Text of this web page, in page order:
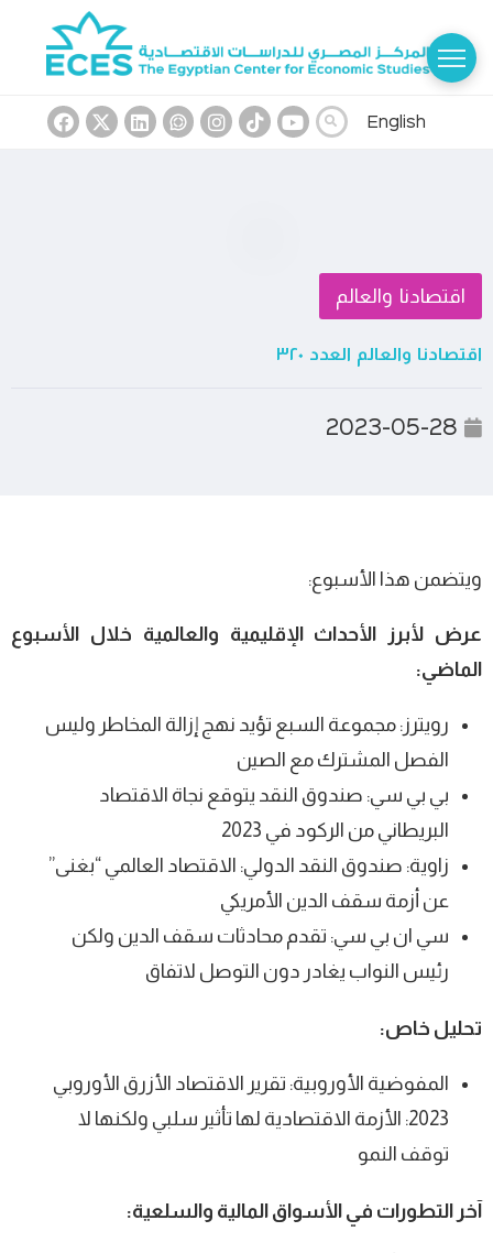
English
اقتصادنا والعالم
اقتصادنا والعالم العدد ٣٢٠
ويتضمن هذا الأسبوع:
عرض لأبرز الأحداث الإقليمية والعالمية خلال الأسبوع
الماضي:
رويترز: مجموعة السبع تؤيد نهج إزالة المخاطر وليس
الفصل المشترك مع الصين
بي بي سي: صندوق النقد يتوقع نجاة الاقتصاد
البريطاني من الركود في 2023
زاوية: صندوق النقد الدولي: الاقتصاد العالمي “بغنى”
عن أزمة سقف الدين الأمريكي
سي ان بي سي: تقدم محادثات سقف الدين ولكن
رئيس النواب يغادر دون التوصل لاتفاق
تحليل خاص:
المفوضية الأوروبية: تقرير الاقتصاد الأزرق الأوروبي
2023: الأزمة الاقتصادية لها تأثير سلبي ولكنها لا
توقف النمو
آخر التطورات في الأسواق المالية والسلعية: